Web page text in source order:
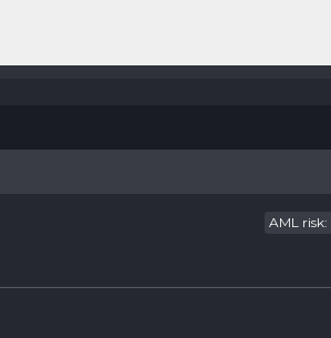
AML risk: